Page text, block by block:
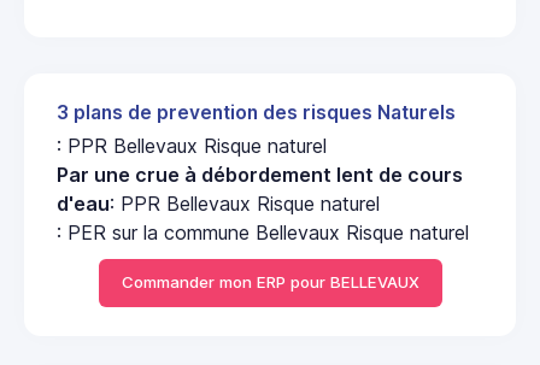
3 plans de prevention des risques Naturels
: PPR Bellevaux Risque naturel
Par une crue à débordement lent de cours
d'eau: PPR Bellevaux Risque naturel
: PER sur la commune Bellevaux Risque naturel
Commander mon ERP pour BELLEVAUX